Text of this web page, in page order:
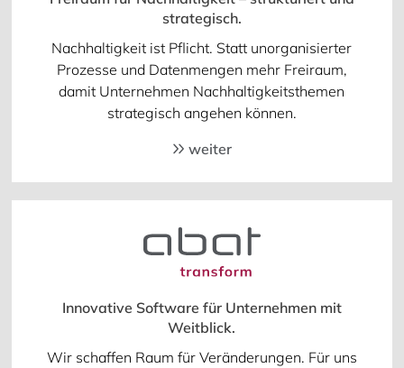
strategisch.
Nachhaltigkeit ist Pflicht. Statt unorganisierter
Prozesse und Datenmengen mehr Freiraum,
damit Unternehmen Nachhaltigkeitsthemen
strategisch angehen können.
weiter
Innovative Software für Unternehmen mit
Weitblick.
Wir schaffen Raum für Veränderungen. Für uns